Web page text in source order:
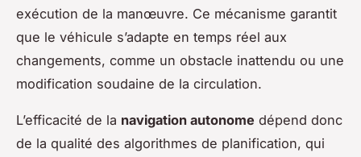
exécution de la manœuvre. Ce mécanisme garantit
que le véhicule s’adapte en temps réel aux
changements, comme un obstacle inattendu ou une
modification soudaine de la circulation.
L’efficacité de la navigation autonome dépend donc
de la qualité des algorithmes de planification, qui